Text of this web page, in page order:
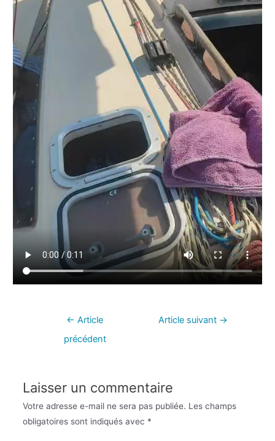
← Article
précédent
Article suivant →
Laisser un commentaire
Votre adresse e-mail ne sera pas publiée. Les champs
obligatoires sont indiqués avec *